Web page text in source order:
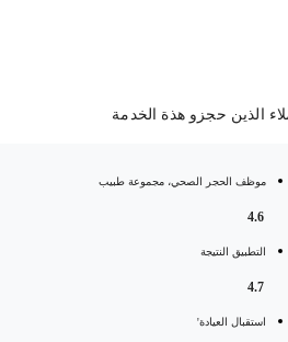
الذين حجزو هذة الخدمة
الحجر الصحي، مجموعة طبيب
النتيجة
العيادة'